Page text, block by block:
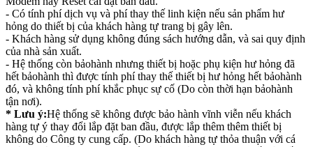
- Có tính phí dịch vụ và phí thay thế linh kiện nếu sản phẩm hư
hỏng do thiết bị của khách hàng tự trang bị gây lên.
- Khách hàng sử dụng không đúng sách hướng dẫn, và sai quy định
của nhà sản xuất.
- Hệ thống còn bảohành nhưng thiết bị hoặc phụ kiện hư hỏng đã
hết bảohành thì được tính phí thay thế thiết bị hư hỏng hết bảohành
đó, và không tính phí khắc phục sự cố (Do còn thời hạn bảohành
tận nơi).
* Lưu ý:Hệ thống sẽ không được bảo hành vĩnh viễn nếu khách
hàng tự ý thay đổi lắp đặt ban đầu, được lắp thêm thêm thiết bị
không do Công ty cung cấp. (Do khách hàng tự thỏa thuận với cá